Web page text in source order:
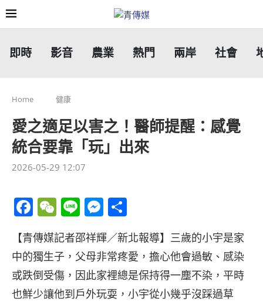
即時 影音 農業 熱門 兩岸 社會
Home 健康
愛之適足以害之！醫師提醒：感覺
統合要靠「玩」出來
2026-05-29 12:07
Facebook
WeChat
LineMessenger
享
【青傳媒記者邵祥輝／新北報導】三歲的小宇是家
中的獨生子，父母非常疼愛，擔心他會過敏、感染
或跌倒受傷，因此家裡總是保持得一塵不染，平時
也鮮少讓他到戶外玩耍，小宇從小幾乎沒踩過草